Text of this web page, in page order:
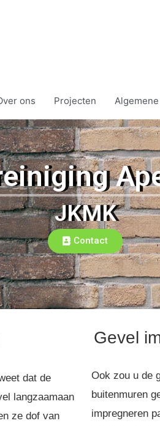
ons Projecten
JKMK
Contact
dat de
langzaamaan
ze dof van
Gevel
Ook zou u de
buitenmuren
impregneren